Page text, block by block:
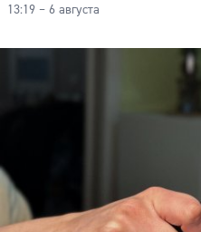
13:19 – 6 августа
Сайт: